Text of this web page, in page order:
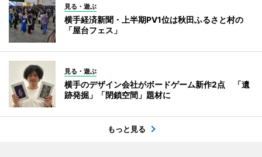
見る・遊ぶ
横手経済新聞・上半期PV1位は秋田ふるさと村の
「屋台フェス」
見る・遊ぶ
横手のデザイン会社がボードゲーム新作2点 「遺
跡発掘」「閉鎖空間」題材に
もっと見る